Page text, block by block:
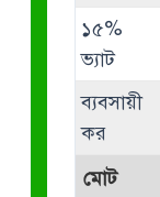
১৫%
ভ্যাট
ব্যবসায়ী
কর
মোট